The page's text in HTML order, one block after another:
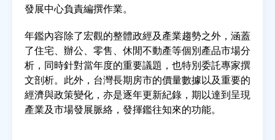
房市分析
研究獎勵
房地產年鑑
電子報
發展中心負責編撰作業。
年鑑內容除了宏觀的整體政經及產業趨勢之外，涵蓋
了住宅、辦公、零售、休閒不動產等個別產品市場分
析，同時針對當年度的重要議題，也特別委託專家撰
文剖析。此外，台灣長期房市的價量數據以及重要的
經濟與政策變化，亦是逐年更新紀錄，期以達到呈現
產業及市場發展脈絡，發揮鑑往知來的功能。